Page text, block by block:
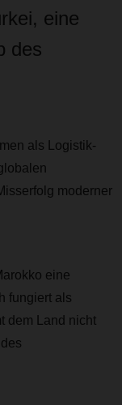
eine
des
als Logistik-
moderner
eine
fungiert als
dem Land nicht